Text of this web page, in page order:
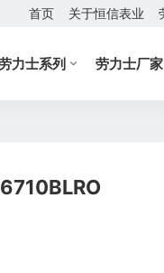
首页 关于恒信表业
力士系列 劳力士厂家